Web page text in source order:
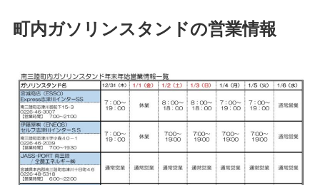
町内ガソリンスタンドの営業情報